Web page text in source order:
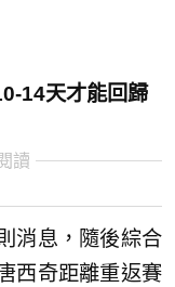
14天才能回歸
讀
消息，隨後綜合
西奇距離重返賽